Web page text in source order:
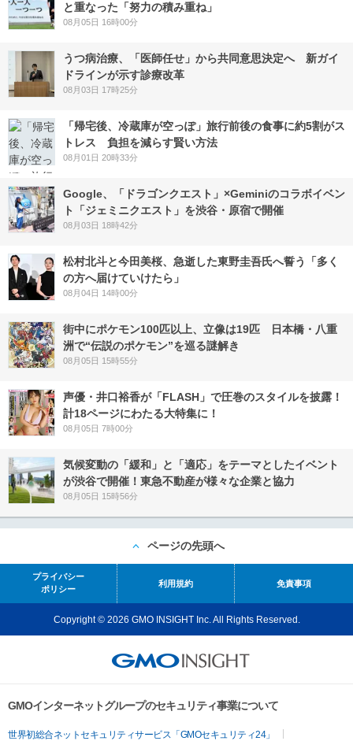
と重なった「努力の積み重ね」
08月05日 16時00分
うつ病治療、「医師任せ」から共同意思決定へ 新ガイ
ドラインが示す診療改革
08月03日 17時25分
「帰宅後、冷蔵庫が空っぽ」旅行前後の食事に約5割がス
トレス 負担を減らす賢い方法
08月01日 20時33分
Google、「ドラゴンクエスト」×Geminiのコラボイベン
ト「ジェミニクエスト」を渋谷・原宿で開催
08月03日 18時42分
松村北斗と今田美桜、急逝した東野圭吾氏へ誓う「多く
の方へ届けていけたら」
08月04日 14時00分
街中にポケモン100匹以上、立像は19匹 日本橋・八重
洲で“伝説のポケモン”を巡る謎解き
08月05日 15時55分
声優・井口裕香が「FLASH」で圧巻のスタイルを披露！
計18ページにわたる大特集に！
08月05日 7時00分
気候変動の「緩和」と「適応」をテーマとしたイベント
が渋谷で開催！東急不動産が様々な企業と協力
08月05日 15時56分
ページの先頭へ
プライバシー
ポリシー
利用規約 免責事項
Copyright © 2026 GMO INSIGHT Inc. All Rights Reserved.
GMOインターネットグループのセキュリティ事業について
世界初総合ネットセキュリティサービス「GMOセキュリティ24」